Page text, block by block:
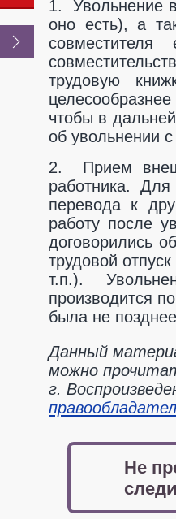
1. Увольнение
оно есть), а
трудовую
чтобы в
об увольнении
2. Прием
работника.
перевода к
работу после
договорились
трудовой
т.п.).
производится
была не
Данный
можно
г.
Не